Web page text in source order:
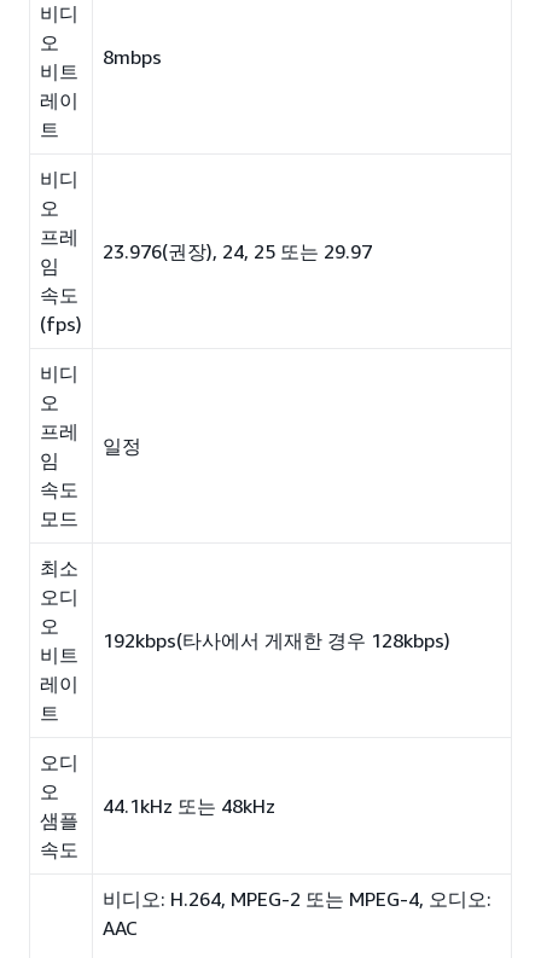
비디
오
비트
레이
트
8mbps
비디
오
프레
임
속도
(fps)
23.976(권장), 24, 25 또는 29.97
비디
오
프레
임
속도
모드
일정
최소
오디
오
비트
레이
트
192kbps(타사에서 게재한 경우 128kbps)
오디
오
샘플
속도
44.1kHz 또는 48kHz
비디오: H.264, MPEG-2 또는 MPEG-4, 오디오:
AAC